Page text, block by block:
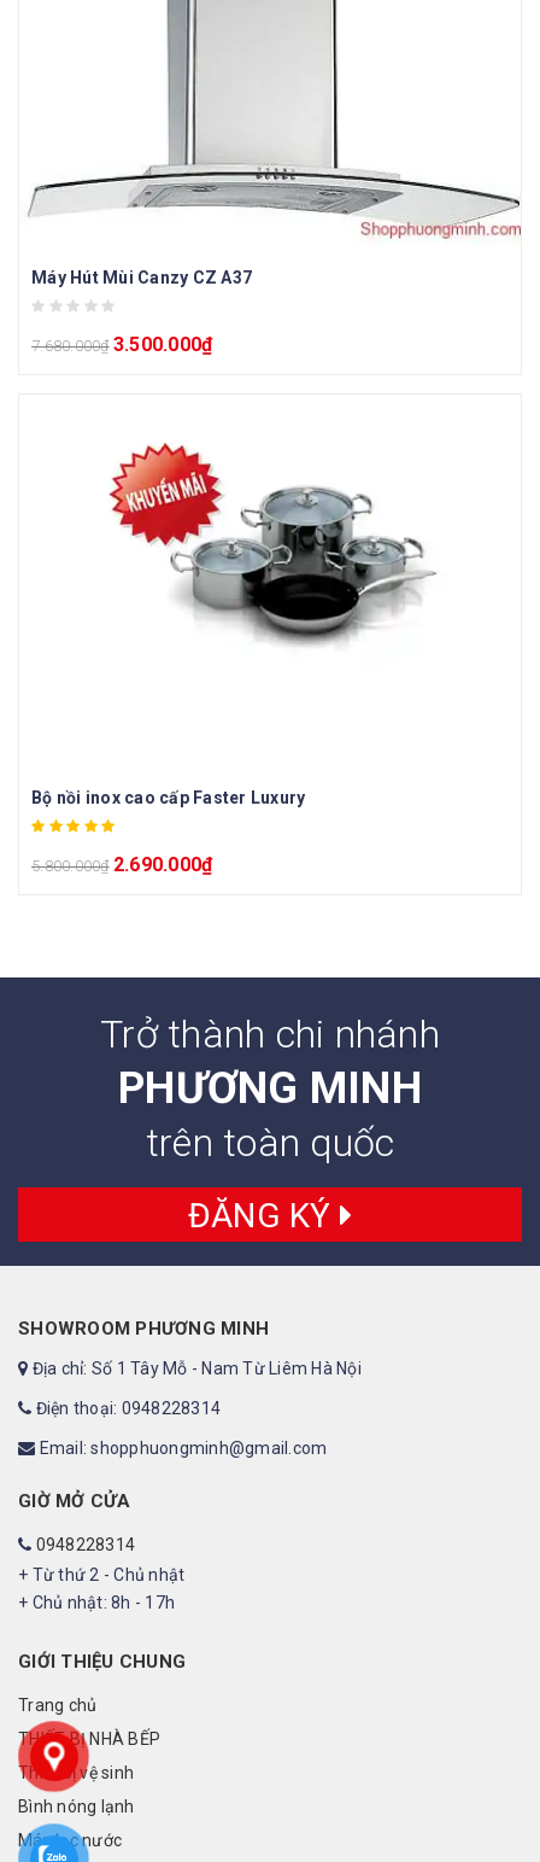
Máy Hút Mùi Canzy CZ A37
7.680.000₫ 3.500.000₫
Bộ nồi inox cao cấp Faster Luxury
5.800.000₫ 2.690.000₫
Trở thành chi nhánh
PHƯƠNG MINH
trên toàn quốc
ĐĂNG KÝ
SHOWROOM PHƯƠNG MINH
Địa chỉ: Số 1 Tây Mỗ - Nam Từ Liêm Hà Nội
Điện thoại: 0948228314
Email: shopphuongminh@gmail.com
GIỜ MỞ CỬA
0948228314
+ Từ thứ 2 - Chủ nhật
+ Chủ nhật: 8h - 17h
GIỚI THIỆU CHUNG
Trang chủ
THIẾT BỊ NHÀ BẾP
Thiết bị vệ sinh
Bình nóng lạnh
Máy lọc nước